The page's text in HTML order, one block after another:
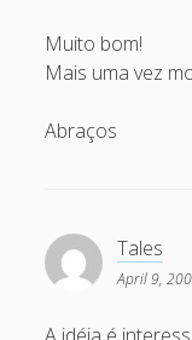
August 2006
June 2006
April 2006
Muito bom!
Mais uma vez
Abraços
Tales
April 9,